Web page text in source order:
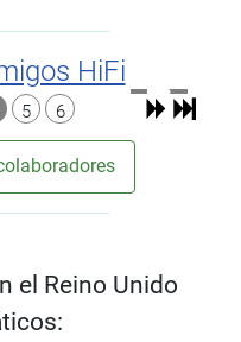
HiFi
5 6
el Reino Unido